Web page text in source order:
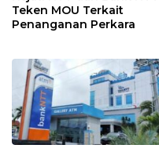
Teken MOU Terkait
Penanganan Perkara